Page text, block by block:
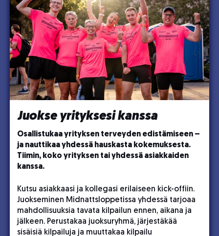
Juokse yrityksesi kanssa
Osallistukaa yrityksen terveyden edistämiseen –
ja nauttikaa yhdessä hauskasta kokemuksesta.
Tiimin, koko yrityksen tai yhdessä asiakkaiden
kanssa.
Kutsu asiakkaasi ja kollegasi erilaiseen kick-offiin.
Juokseminen Midnattsloppetissa yhdessä tarjoaa
mahdollisuuksia tavata kilpailun ennen, aikana ja
jälkeen. Perustakaa juoksuryhmä, järjestäkää
sisäisiä kilpailuja ja muuttakaa kilpailu